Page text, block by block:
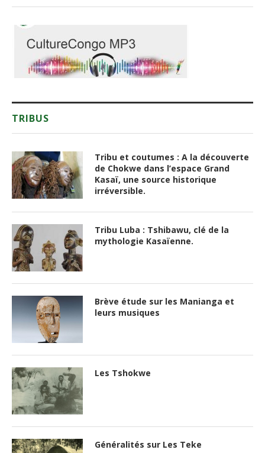
TRIBUS
Tribu et coutumes : A la découverte
de Chokwe dans l’espace Grand
Kasaï, une source historique
irréversible.
Tribu Luba : Tshibawu, clé de la
mythologie Kasaïenne.
Brève étude sur les Manianga et
leurs musiques
Les Tshokwe
Généralités sur Les Teke